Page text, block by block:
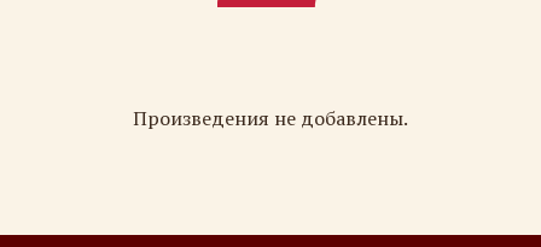
Произведения не добавлены.